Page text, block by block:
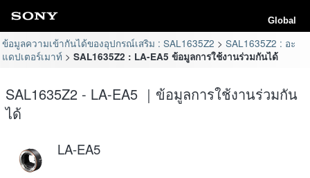
Global
ข้อมูลความเข้ากันได้ของอุปกรณ์เสริม : SAL1635Z2
SAL1635Z2 : อะ
แดปเตอร์เมาท์
SAL1635Z2 : LA-EA5 ข้อมูลการใช้งานร่วมกันได้
SAL1635Z2 - LA-EA5 ｜ข้อมูลการใช้งานร่วมกัน
ได้
LA-EA5